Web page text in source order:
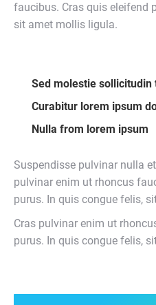
faucibus. Cras quis eleifend
sit amet mollis ligula.
Sed molestie sollicitudin
Curabitur lorem ipsum
Nulla from lorem ipsum
Suspendisse pulvinar nulla
pulvinar enim ut rhoncus
purus. In quis congue felis,
Cras pulvinar enim ut
purus. In quis congue felis,